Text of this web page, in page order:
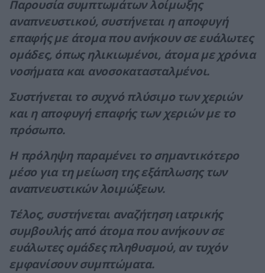
Παρουσία συμπτωμάτων λοίμωξης
αναπνευστικού, συστήνεται η αποφυγή
επαφής με άτομα που ανήκουν σε ευάλωτες
ομάδες, όπως ηλικιωμένοι, άτομα με χρόνια
νοσήματα και ανοσοκατασταλμένοι.
Συστήνεται το συχνό πλύσιμο των χεριών
και η αποφυγή επαφής των χεριών με το
πρόσωπο.
Η πρόληψη παραμένει το σημαντικότερο
μέσο για τη μείωση της εξάπλωσης των
αναπνευστικών λοιμώξεων.
Τέλος, συστήνεται αναζήτηση ιατρικής
συμβουλής από άτομα που ανήκουν σε
ευάλωτες ομάδες πληθυσμού, αν τυχόν
εμφανίσουν συμπτώματα.